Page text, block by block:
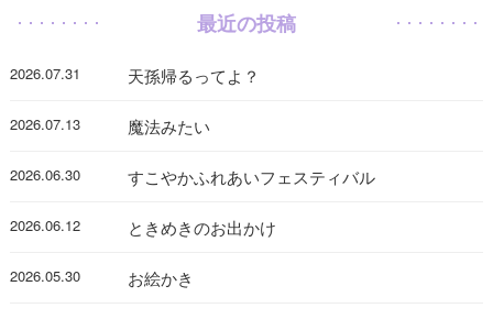
最近の投稿
2026.07.31 天孫帰るってよ？
2026.07.13 魔法みたい
2026.06.30 すこやかふれあいフェスティバル
2026.06.12 ときめきのお出かけ
2026.05.30 お絵かき